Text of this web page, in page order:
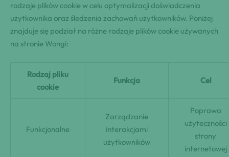
rodzaje plików cookie w celu optymalizacji doświadczenia
użytkownika oraz śledzenia zachowań użytkowników. Poniżej
znajduje się podział na różne rodzaje plików cookie używanych
na stronie Wongi:
Rodzaj pliku
cookie
Funkcja Cel
Funkcjonalne
Zarządzanie
interakcjami
użytkowników
Poprawa
użyteczności
strony
internetowej